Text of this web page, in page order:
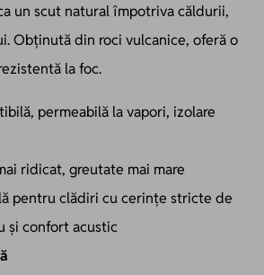
un scut natural împotriva căldurii,
Obținută din roci vulcanice, oferă o
la foc.
permeabilă la vapori, izolare
ridicat, greutate mai mare
pentru clădiri cu cerințe stricte de
și confort acustic